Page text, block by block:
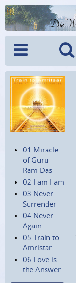
Die
Menü
01 Miracle
of Guru
Ram Das
02 I am I am
03 Never
Surrender
04 Never
Again
05 Train to
Amristar
06 Love is
the Answer